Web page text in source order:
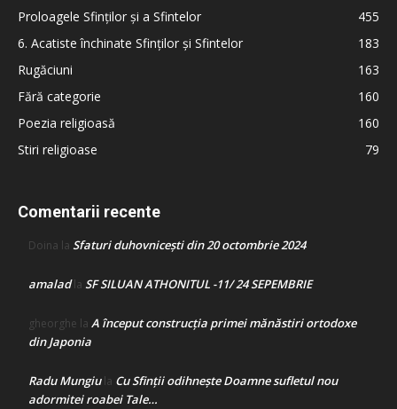
Proloagele Sfinților și a Sfintelor
455
6. Acatiste închinate Sfinților și Sfintelor
183
Rugăciuni
163
Fără categorie
160
Poezia religioasă
160
Stiri religioase
79
Comentarii recente
Doina la Sfaturi duhovnicești din 20 octombrie 2024
amaladla SF SILUAN ATHONITUL -11/ 24 SEPEMBRIE
gheorghe la A început construcţia primei mănăstiri ortodoxe
din Japonia
Radu Mungiula Cu Sfinții odihnește Doamne sufletul nou
adormitei roabei Tale…